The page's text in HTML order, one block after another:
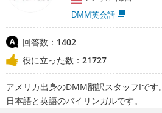
DMM英会話
回答数： 1402
役に立った数： 21727
アメリカ出身のDMM翻訳スタッフIです。
日本語と英語のバイリンガルです。